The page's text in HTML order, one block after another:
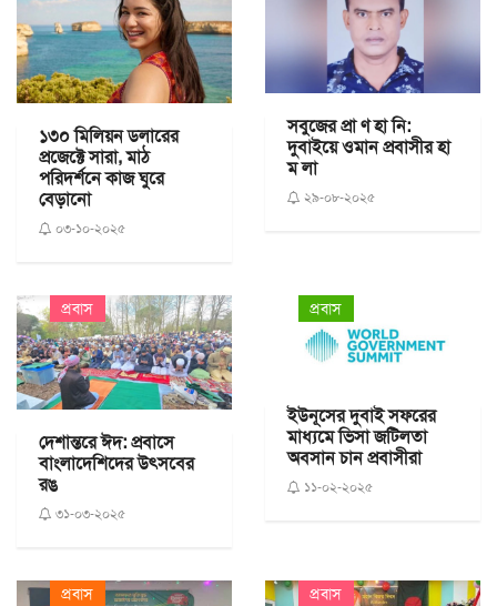
১৩০ মিলিয়ন ডলারের
প্রজেক্টে সারা, মাঠ
পরিদর্শনে কাজ ঘুরে
বেড়ানো
০৩-১০-২০২৫
সবুজের প্রা ণ হা নি:
দুবাইয়ে ওমান প্রবাসীর হা
ম লা
২৯-০৮-২০২৫
প্রবাস
দেশান্তরে ঈদ: প্রবাসে
বাংলাদেশিদের উৎসবের
রঙ
৩১-০৩-২০২৫
প্রবাস
ইউনূসের দুবাই সফরের
মাধ্যমে ভিসা জটিলতা
অবসান চান প্রবাসীরা
১১-০২-২০২৫
প্রবাস প্রবাস